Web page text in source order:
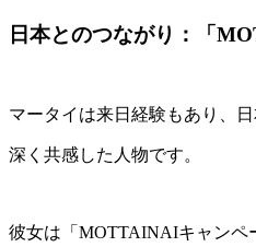
日本とのつながり：「
マータイは来日経験もあり、
深く共感した人物です。
彼女は「MOTTAINAIキャンペ